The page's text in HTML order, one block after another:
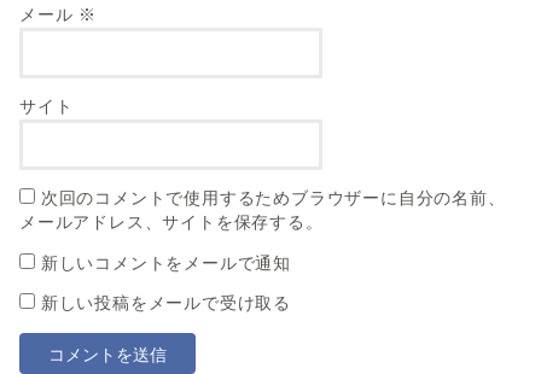
メール ※
サイト
次回のコメントで使用するためブラウザーに自分の名前、
メールアドレス、サイトを保存する。
新しいコメントをメールで通知
新しい投稿をメールで受け取る